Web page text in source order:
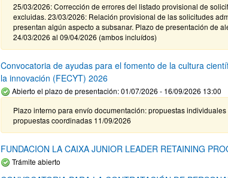
25/03/2026: Corrección de errores del listado provisional de
excluidas. 23/03/2026: Relación provisional de las solicitudes
presentan algún aspecto a subsanar. Plazo de presentación de
24/03/2026 al 09/04/2026 (ambos incluídos)
Convocatoria de ayudas para el fomento de la cultura
la innovación (FECYT) 2026
Abierto el plazo de presentación: 01/07/2026 - 16/09/2026 13:00
Plazo interno para envío documentación: propuestas individuales
propuestas coordinadas 11/09/2026
FUNDACION LA CAIXA JUNIOR LEADER RETAINING
Trámite abierto